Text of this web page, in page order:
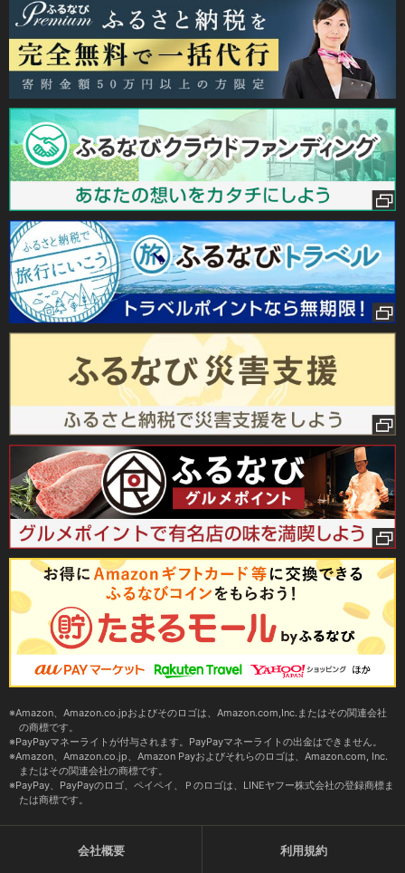
Amazon、Amazon.co.jpおよびそのロゴは、Amazon.com,Inc.またはその関連会社
の商標です。
PayPayマネーライトが付与されます。PayPayマネーライトの出金はできません。
Amazon、Amazon.co.jp、Amazon Payおよびそれらのロゴは、Amazon.com, Inc.
またはその関連会社の商標です。
PayPay、PayPayのロゴ、ペイペイ、Ｐのロゴは、LINEヤフー株式会社の登録商標ま
たは商標です。
会社概要 利用規約